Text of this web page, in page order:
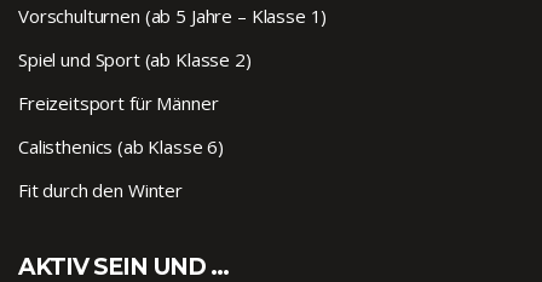
Vorschulturnen (ab 5 Jahre – Klasse 1)
Spiel und Sport (ab Klasse 2)
Freizeitsport für Männer
Calisthenics (ab Klasse 6)
Fit durch den Winter
AKTIV SEIN UND …